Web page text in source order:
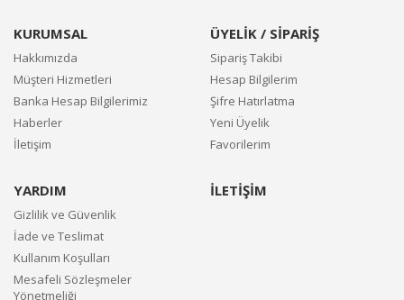
KURUMSAL
Hakkımızda
Müşteri Hizmetleri
Banka Hesap Bilgilerimiz
Haberler
İletişim
ÜYELİK / SİPARİŞ
Sipariş Takibi
Hesap Bilgilerim
Şifre Hatırlatma
Yeni Üyelik
Favorilerim
YARDIM
Gizlilik ve Güvenlik
İade ve Teslimat
Kullanım Koşulları
Mesafeli Sözleşmeler
Yönetmeliği
İLETİŞİM